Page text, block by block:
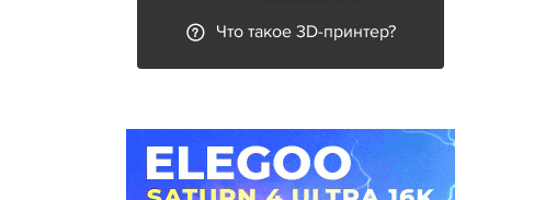
Что такое 3D-принтер?